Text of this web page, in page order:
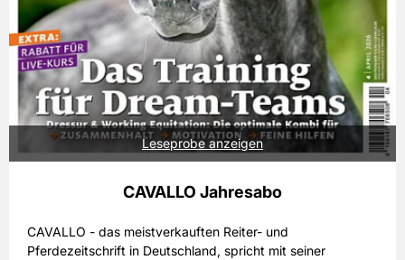
Leseprobe anzeigen
CAVALLO Jahresabo
CAVALLO - das meistverkauften Reiter- und
Pferdezeitschrift in Deutschland, spricht mit seiner